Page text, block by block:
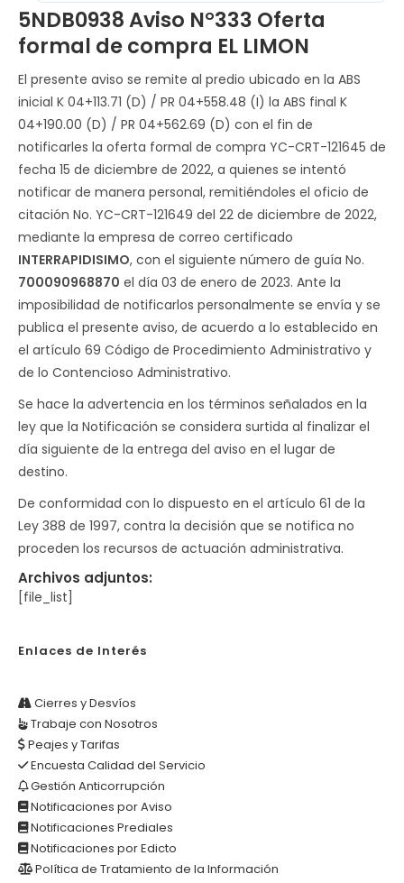
5NDB0938 Aviso N°333 Oferta
formal de compra EL LIMON
El presente aviso se remite al predio ubicado en la ABS
inicial K 04+113.71 (D) / PR 04+558.48 (I) la ABS final K
04+190.00 (D) / PR 04+562.69 (D) con el fin de
notificarles la oferta formal de compra YC-CRT-121645 de
fecha 15 de diciembre de 2022, a quienes se intentó
notificar de manera personal, remitiéndoles el oficio de
citación No. YC-CRT-121649 del 22 de diciembre de 2022,
mediante la empresa de correo certificado
INTERRAPIDISIMO, con el siguiente número de guía No.
700090968870 el día 03 de enero de 2023. Ante la
imposibilidad de notificarlos personalmente se envía y se
publica el presente aviso, de acuerdo a lo establecido en
el artículo 69 Código de Procedimiento Administrativo y
de lo Contencioso Administrativo.
Se hace la advertencia en los términos señalados en la
ley que la Notificación se considera surtida al finalizar el
día siguiente de la entrega del aviso en el lugar de
destino.
De conformidad con lo dispuesto en el artículo 61 de la
Ley 388 de 1997, contra la decisión que se notifica no
proceden los recursos de actuación administrativa.
Archivos adjuntos:
[file_list]
Enlaces de Interés
Cierres y Desvíos
Trabaje con Nosotros
Peajes y Tarifas
Encuesta Calidad del Servicio
Gestión Anticorrupción
Notificaciones por Aviso
Notificaciones Prediales
Notificaciones por Edicto
Política de Tratamiento de la Información